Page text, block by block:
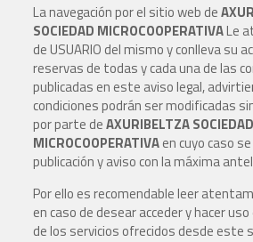
La navegación por el sitio web de
SOCIEDAD MICROCOOPERATIVALe
de USUARIO del mismo y conlleva su
reservas de todas y cada una de las
publicadas en este aviso legal,
condiciones podrán ser modificadas
por parte deAXURIBELTZA SOCIEDAD
MICROCOOPERATIVAen cuyo caso
publicación y aviso con la máxima
Por ello es recomendable leer
en caso de desear acceder y hacer
de los servicios ofrecidos desde este